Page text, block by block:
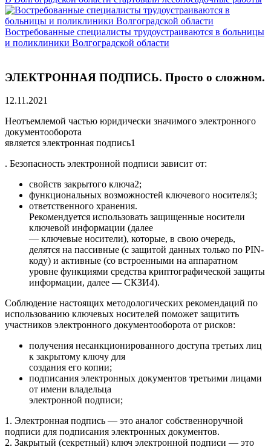
Востребованные специалисты трудоустраиваются в больницы
и поликлиники Волгоградской области
ЭЛЕКТРОННАЯ ПОДПИСЬ. Просто о сложном.
12.11.2021
Неотъемлемой частью юридически значимого электронного
документооборота
является электронная подпись1
. Безопасность электронной подписи зависит от:
свойств закрытого ключа2;
функциональных возможностей ключевого носителя3;
ответственного хранения.
Рекомендуется использовать защищенные носители
ключевой информации (далее
— ключевые носители), которые, в свою очередь,
делятся на пассивные (с защитой данных только по PIN-
коду) и активные (со встроенными на аппаратном
уровне функциями средства криптографической защиты
информации, далее — СКЗИ4).
Соблюдение настоящих методологических рекомендаций по
использованию ключевых носителей поможет защитить
участников электронного документооборота от рисков:
получения несанкционированного доступа третьих лиц
к закрытому ключу для
создания его копии;
подписания электронных документов третьими лицами
от имени владельца
электронной подписи;
1. Электронная подпись — это аналог собственноручной
подписи для подписания электронных документов.
2. Закрытый (секретный) ключ электронной подписи — это